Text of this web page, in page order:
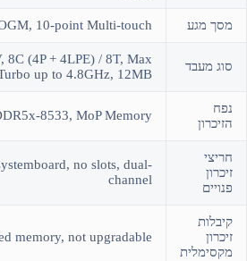
מסך מגע 10-point Multi-touch
סוג מעבד
(4P + 4LPE) / 8T, Max
up to 4.8GHz, 12MB
נפח
הזיכרון
8533, MoP Memory
חריצי
זיכרון
פנויים
no slots, dual-
channel
קיבלות
זיכרון
מקסימלית
memory, not upgradable